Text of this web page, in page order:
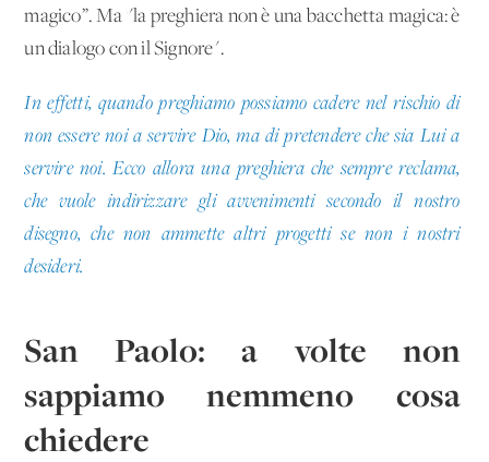
magico”. Ma "la preghiera non è una bacchetta magica: è
un dialogo con il Signore".
In effetti, quando preghiamo possiamo cadere nel rischio di
non essere noi a servire Dio, ma di pretendere che sia Lui a
servire noi. Ecco allora una preghiera che sempre reclama,
che vuole indirizzare gli avvenimenti secondo il nostro
disegno, che non ammette altri progetti se non i nostri
desideri.
San Paolo: a volte non
sappiamo nemmeno cosa
chiedere